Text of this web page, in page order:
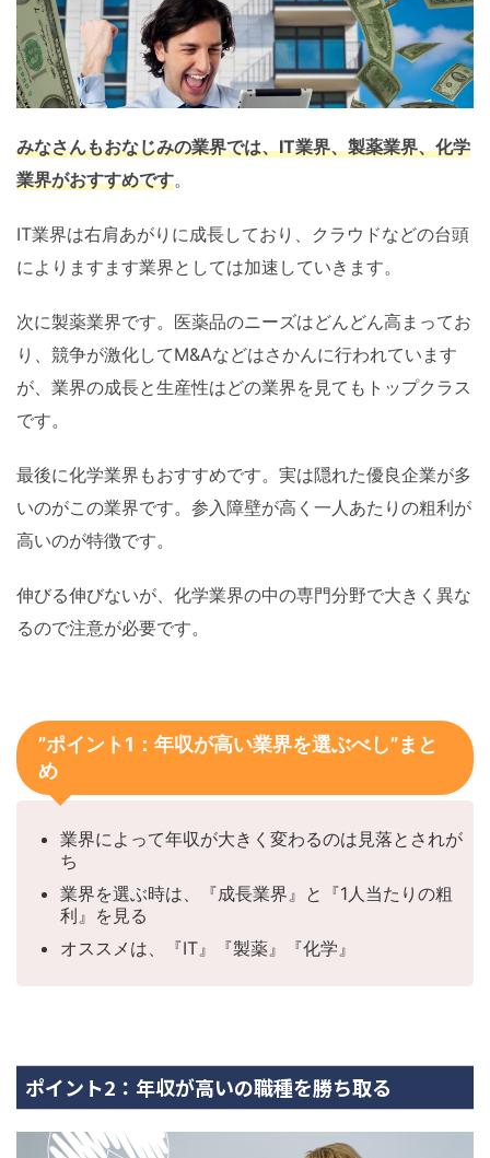
みなさんもおなじみの業界では、IT業界、製薬業界、化学
業界がおすすめです。
IT業界は右肩あがりに成長しており、クラウドなどの台頭
によりますます業界としては加速していきます。
次に製薬業界です。医薬品のニーズはどんどん高まってお
り、競争が激化してM&Aなどはさかんに行われています
が、業界の成長と生産性はどの業界を見てもトップクラス
です。
最後に化学業界もおすすめです。実は隠れた優良企業が多
いのがこの業界です。参入障壁が高く一人あたりの粗利が
高いのが特徴です。
伸びる伸びないが、化学業界の中の専門分野で大きく異な
るので注意が必要です。
”ポイント1：年収が高い業界を選ぶべし”まと
め
業界によって年収が大きく変わるのは見落とされが
ち
業界を選ぶ時は、『成長業界』と『1人当たりの粗
利』を見る
オススメは、『IT』『製薬』『化学』
ポイント2：年収が高いの職種を勝ち取る